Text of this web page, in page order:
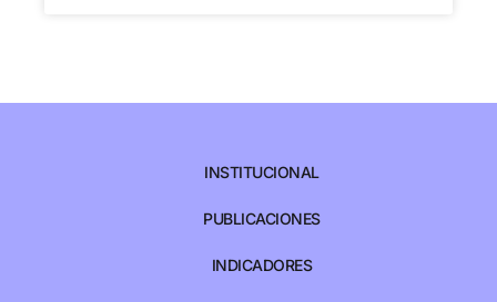
INSTITUCIONAL
PUBLICACIONES
INDICADORES